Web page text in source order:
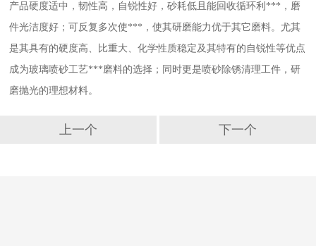
产品硬度适中，韧性高，自锐性好，砂耗低且能回收循环利***，磨
件光洁度好；可反复多次使***，使其研磨能力优于其它磨料。尤其
是其具有的硬度高、比重大、化学性质稳定及其特有的自锐性等优点
成为玻璃喷砂工艺***磨料的选择；同时更是喷砂除锈清理工件，研
磨抛光的理想材料。
上一个 下一个